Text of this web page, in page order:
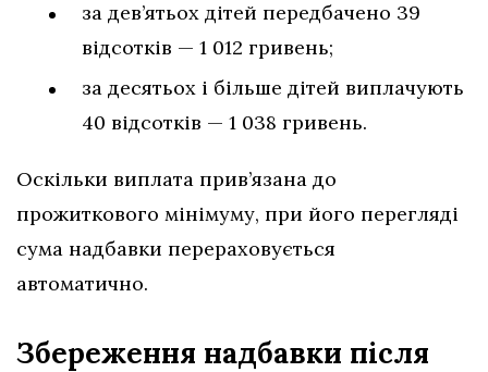
за дев’ятьох дітей передбачено 39
відсотків — 1 012 гривень;
за десятьох і більше дітей виплачують
40 відсотків — 1 038 гривень.
Оскільки виплата прив’язана до
прожиткового мінімуму, при його перегляді
сума надбавки перераховується
автоматично.
Збереження надбавки після